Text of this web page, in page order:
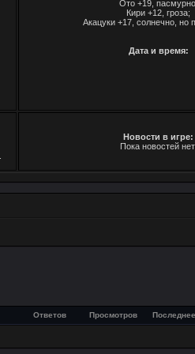
Ото +19,
Кири +12, гроза;
Акацуки +17, солнечно, но
Дата и время:
Новости в игре:
Пока новостей
Ответов Просмотров